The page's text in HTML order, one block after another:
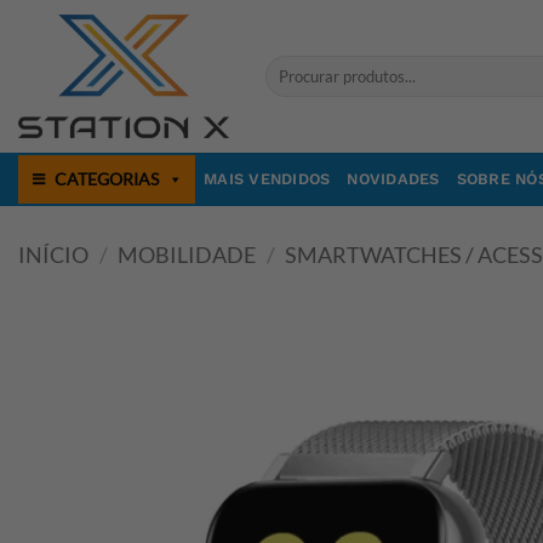
Pesquisar
CATEGORIAS MAIS VENDIDOS NOVIDADES SOBRE
INÍCIO / MOBILIDADE / SMARTWATCHES /